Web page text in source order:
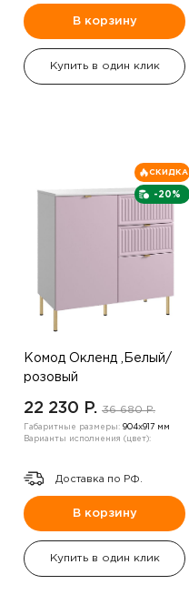
В корзину
Купить в один клик
-20%
СКИДКА
Комод Окленд ,Белый/
розовый
22 230 P. 36 680 P.
Габаритные размеры: 904х917 мм
Варианты исполнения (цвет):
Доставка по РФ.
В корзину
Купить в один клик